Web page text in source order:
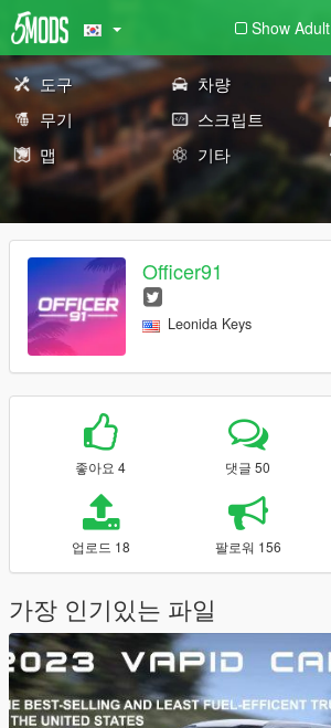
Show Adult
도구 차량
무기
스크립트
맵
기타
Officer91
Leonida Keys
좋아요 4 댓글 50
업로드 18 팔로워 156
가장 인기있는 파일